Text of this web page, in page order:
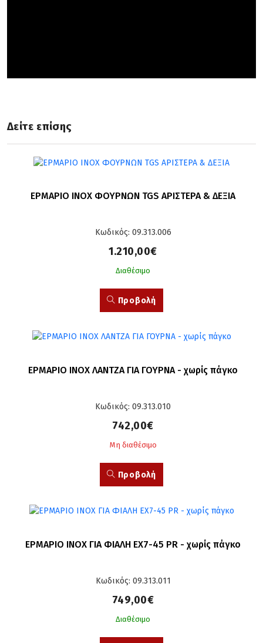
Δείτε επίσης
ΕΡΜΑΡΙΟ ΙΝΟΧ ΦΟΥΡΝΩΝ TGS ΑΡΙΣΤΕΡΑ & ΔΕΞΙΑ
Κωδικός: 09.313.006
1.210,00€
Διαθέσιμο
Προβολή
ΕΡΜΑΡΙΟ INOX ΛΑΝΤΖΑ ΓΙΑ ΓΟΥΡΝΑ - χωρίς πάγκο
Κωδικός: 09.313.010
742,00€
Μη διαθέσιμο
Προβολή
ΕΡΜΑΡΙΟ INOX ΓΙΑ ΦΙΑΛΗ EX7-45 PR - χωρίς πάγκο
Κωδικός: 09.313.011
749,00€
Διαθέσιμο